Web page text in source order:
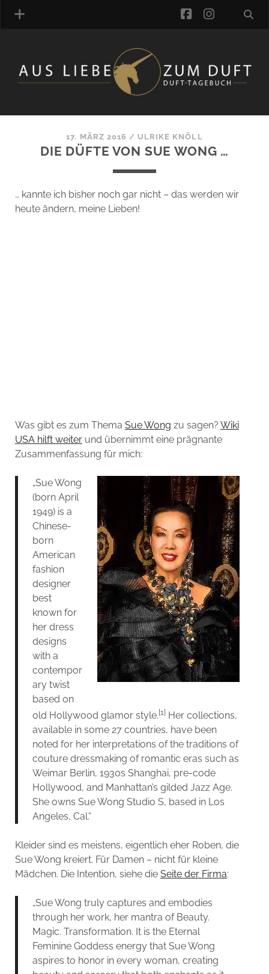
MANUFAKTUREN
DUFTNOTEN
SCHLAGWORTE
LINK-SAMMLUNG
facebook
17. MÄRZ 2016 / ULRIKE KNÖLL
DIE DÜFTE VON SUE WONG …
… kannte ich bisher noch gar nicht – das werden wir
heute ändern, meine Lieben!
Was gibt es zum Thema Sue Wong zu sagen? Wiki
USA hilft weiterund übernimmt eine prägnante
Zusammenfassung für mich:
„Sue Wong
(born April
1949) is a
Chinese-
born
American
fashion
designer
best
known for
her dress
designs
with a
contempor
ary twist
based on
old Hollywood glamor style.[1]Her collections,
available in some 27 countries, have been
noted for her interpretations of the traditions of
couture dressmaking of romantic eras such as
Weimar Berlin, 1930s Shanghai, pre-code
Hollywood, and Manhattan’s gilded Jazz Age.
She owns Sue Wong Studio S, based in Los
Angeles, Cal.“
Kleider sind es meistens, eigentlich eher Roben, die
Sue Wong kreiert. Für Damen – nicht für kleine
Mädchen. Die Intention, siehe die Seite der Firma:
„Sue Wong truly captures and embodies
through her work, her mantra of Beauty.
Magic. Transformation. It is the Eternal
Feminine Goddess energy that Sue Wong
aspires to honor in every woman, creating